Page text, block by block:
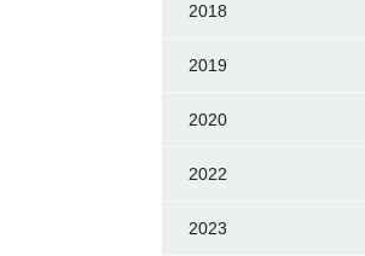
2018
2019
2020
2022
2023